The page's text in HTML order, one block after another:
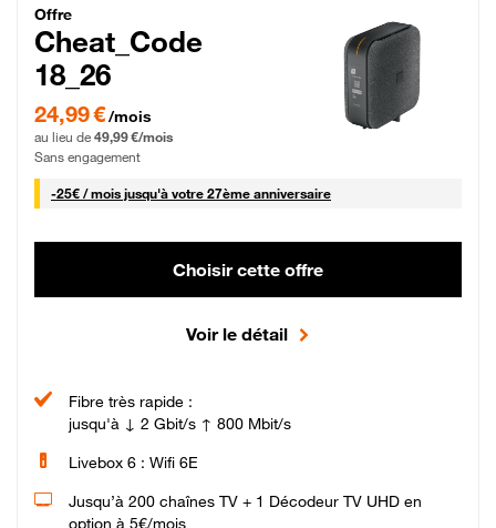
Cheat_Code Fibre_18_26
Offre
Cheat_Code
18_26
24,99 € par mois pendant 0 mois puis 49,99 € par mois, Sans engagement
24,99 €/mois
au lieu de 49,99 €/mois
Sans engagement
-25€ / mois25 € par mois
jusqu'à votre 27ème anniversaire
Choisir cette offre
Voir le détail
Fibre très rapide :
jusqu'à ↓ 2 Gbit/s ↑ 800 Mbit/s
Livebox 6 : Wifi 6E
Jusqu’à 200 chaînes TV + 1 Décodeur TV UHD en
option à 5€/mois